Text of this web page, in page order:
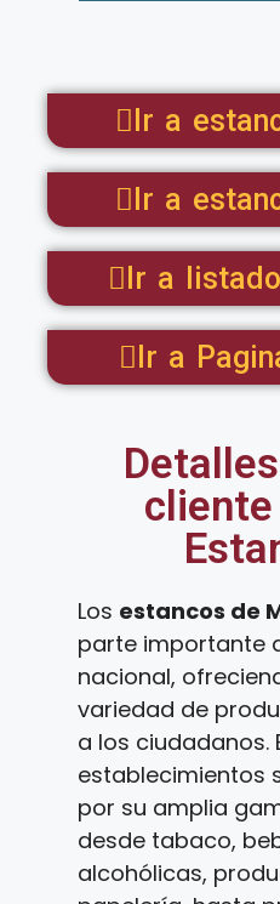
Ir a
Ir a
Ir a
Ir a
Los estancos de
parte importante
nacional,
variedad de
a los ciudadanos.
establecimientos
por su amplia
desde tabaco,
alcohólicas,